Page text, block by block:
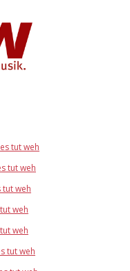
tut weh
tut weh
tut weh
weh
weh
tut weh